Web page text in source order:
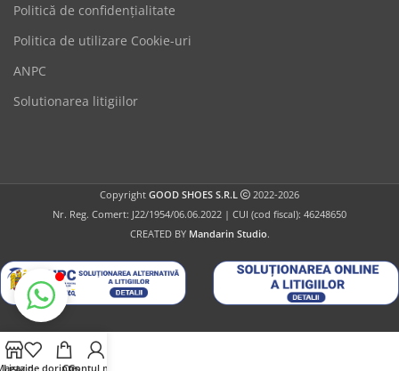
Politică de confidențialitate
Politica de utilizare Cookie-uri
ANPC
Solutionarea litigiilor
Copyright GOOD SHOES S.R.L
2022-2026
Nr. Reg. Comert: J22/1954/06.06.2022 | CUI (cod fiscal): 46248650
CREATED BY Mandarin Studio.
Lista de dorințe
Coș
Contul meu